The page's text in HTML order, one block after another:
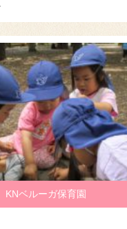
KNベルーガ保育園